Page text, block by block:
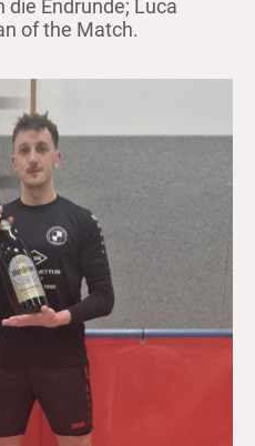
die Endrunde; Luca
of the Match.